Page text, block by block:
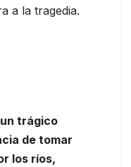
a la tragedia.
trágico
de tomar
los ríos,